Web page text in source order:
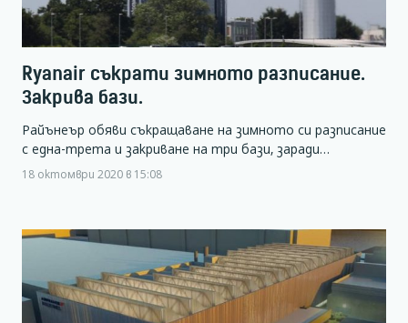
Ryanair съкрати зимното разписание.
Закрива бази.
Райънеър обяви съкращаване на зимното си разписание
с една-трета и закриване на три бази, заради…
18 октомври 2020 в 15:08